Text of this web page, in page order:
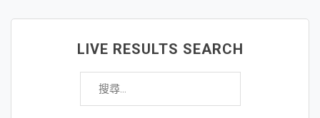
LIVE RESULTS SEARCH
搜
關